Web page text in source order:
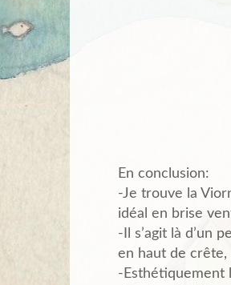
En conclusion:
-Je trouve la
idéal en brise
-Il s’agit là d’un
en haut de crête,
-Esthétiquement